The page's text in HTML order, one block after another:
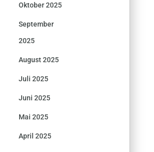
Oktober 2025
September
2025
August 2025
Juli 2025
Juni 2025
Mai 2025
April 2025